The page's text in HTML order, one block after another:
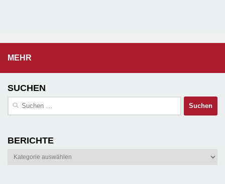
MEHR
SUCHEN
Suchen
BERICHTE
Berichte